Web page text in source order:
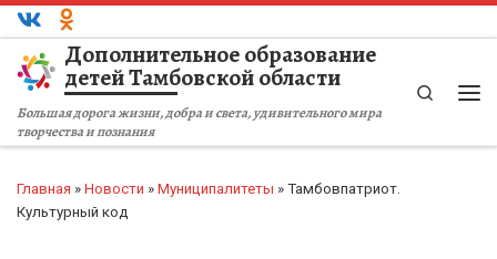
Перейти к содержимому
Дополнительное образование
детей Тамбовской области
Большая дорога жизни, добра и света, удивительного мира
творчества и познания
Search
Главная » Новости » Муниципалитеты » Тамбовпатриот.
Культурный код